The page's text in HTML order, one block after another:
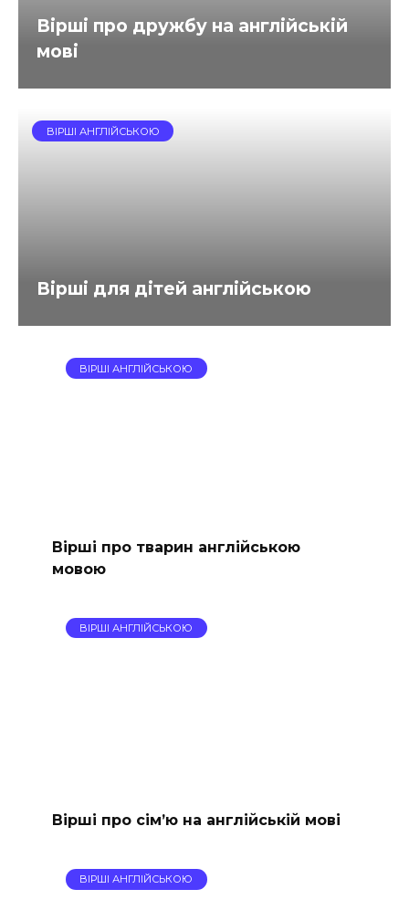
Вірші про дружбу на англійській
мові
ВІРШІ АНГЛІЙСЬКОЮ
Вірші для дітей англійською
ВІРШІ АНГЛІЙСЬКОЮ
Вірші про тварин англійською
мовою
ВІРШІ АНГЛІЙСЬКОЮ
Вірші про сім’ю на англійській мові
ВІРШІ АНГЛІЙСЬКОЮ